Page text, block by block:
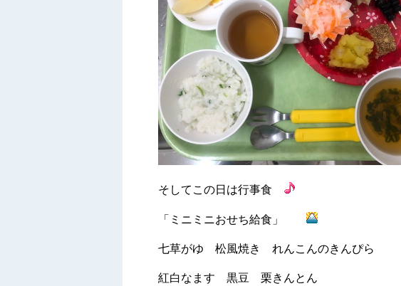
そしてこの日は行事食
「ミニミニおせち給食」
七草がゆ 松風焼き れんこんのきんぴら
紅白なます 黒豆 栗きんとん